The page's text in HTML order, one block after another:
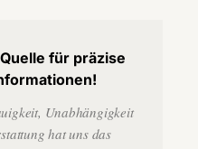
für präzise
Unabhängigkeit
hat uns das